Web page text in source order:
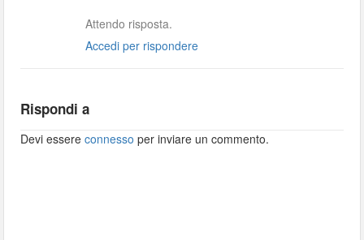
Attendo risposta.
Accedi per rispondere
Rispondi a
Devi essereconnesso per inviare un commento.